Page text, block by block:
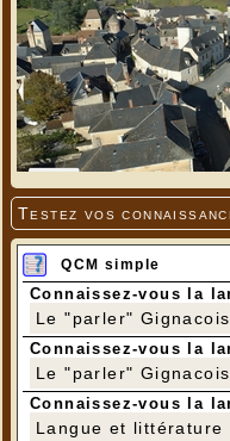
Testez vos
QCM simple
Connaissez-vous la
Le "parler"
Connaissez-vous la
Le "parler"
Connaissez-vous la
Langue et littérature